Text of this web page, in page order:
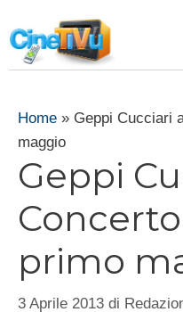
al
contenuto
Home » Geppi Cucciari
maggio
Geppi
primo
3 Aprile 2013 di